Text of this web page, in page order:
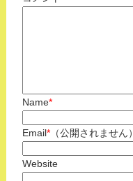
Name*
Email*（公開されません）
Website